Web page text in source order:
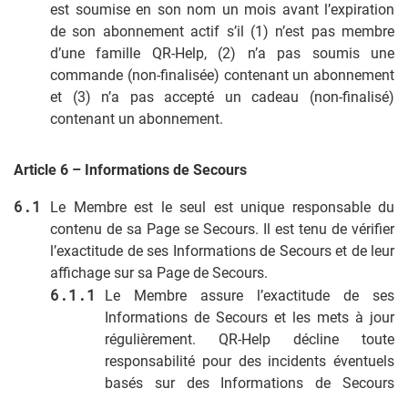
est soumise en son nom un mois avant l’expiration
de son abonnement actif s’il (1) n’est pas membre
d’une famille QR-Help, (2) n’a pas soumis une
commande (non-finalisée) contenant un abonnement
et (3) n’a pas accepté un cadeau (non-finalisé)
contenant un abonnement.
Article 6 – Informations de Secours
Le Membre est le seul est unique responsable du
contenu de sa Page se Secours. Il est tenu de vérifier
l’exactitude de ses Informations de Secours et de leur
affichage sur sa Page de Secours.
Le Membre assure l’exactitude de ses
Informations de Secours et les mets à jour
régulièrement. QR-Help décline toute
responsabilité pour des incidents éventuels
basés sur des Informations de Secours